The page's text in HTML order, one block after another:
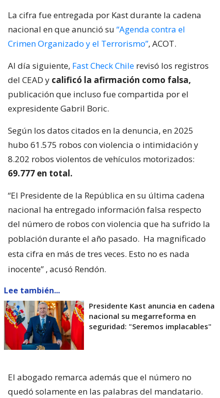
La cifra fue entregada por Kast durante la cadena
nacional en que anunció su “Agenda contra el
Crimen Organizado y el Terrorismo”, ACOT.
Al día siguiente, Fast Check Chile revisó los registros
del CEAD y calificó la afirmación como falsa,
publicación que incluso fue compartida por el
expresidente Gabril Boric.
Según los datos citados en la denuncia, en 2025
hubo 61.575 robos con violencia o intimidación y
8.202 robos violentos de vehículos motorizados:
69.777 en total.
“El Presidente de la República en su última cadena
nacional ha entregado información falsa respecto
del número de robos con violencia que ha sufrido la
población durante el año pasado. Ha magnificado
esta cifra en más de tres veces. Esto no es nada
inocente” , acusó Rendón.
Lee también...
Presidente Kast anuncia en cadena
nacional su megarreforma en
seguridad: "Seremos implacables"
El abogado remarca además que el número no
quedó solamente en las palabras del mandatario.